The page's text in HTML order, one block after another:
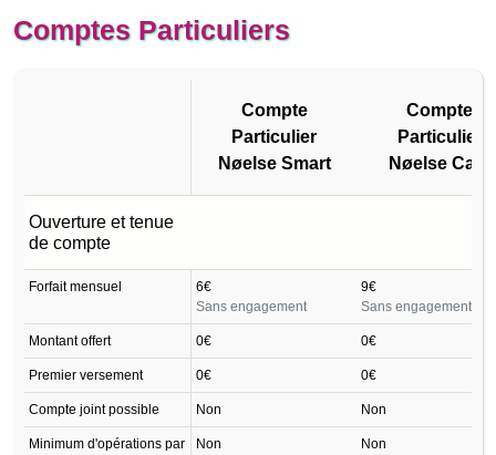
Comptes Particuliers
Compte
Particulier
Nøelse Smart
Compte
Particulier
Nøelse Care
Ouverture et tenue
de compte
Forfait mensuel
6€
Sans engagement
9€
Sans engagement
Montant offert 0€ 0€
Premier versement 0€ 0€
Compte joint possible Non Non
Minimum d'opérations par Non Non